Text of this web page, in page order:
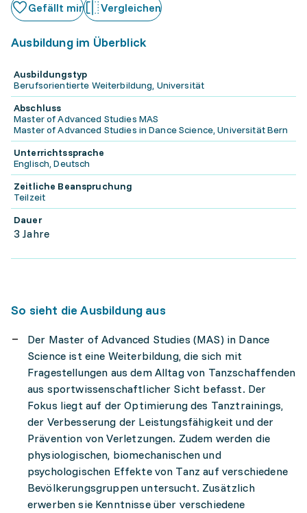
Gefällt mir Vergleichen
Ausbildung im Überblick
Ausbildungstyp
Berufsorientierte Weiterbildung, Universität
Abschluss
Master of Advanced Studies MAS
Master of Advanced Studies in Dance Science, Universität Bern
Unterrichtssprache
Englisch, Deutsch
Zeitliche Beanspruchung
Teilzeit
Dauer
3 Jahre
So sieht die Ausbildung aus
Der Master of Advanced Studies (MAS) in Dance
Science ist eine Weiterbildung, die sich mit
Fragestellungen aus dem Alltag von Tanzschaffenden
aus sportwissenschaftlicher Sicht befasst. Der
Fokus liegt auf der Optimierung des Tanztrainings,
der Verbesserung der Leistungsfähigkeit und der
Prävention von Verletzungen. Zudem werden die
physiologischen, biomechanischen und
psychologischen Effekte von Tanz auf verschiedene
Bevölkerungsgruppen untersucht. Zusätzlich
erwerben sie Kenntnisse über verschiedene